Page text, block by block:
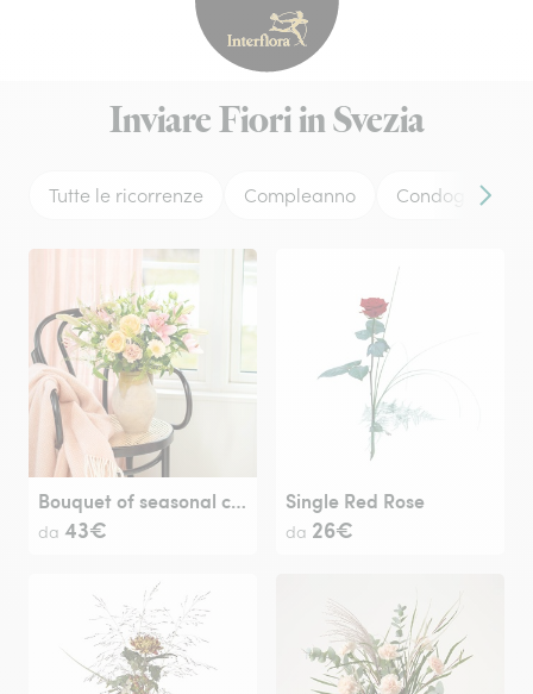
Interflora - fiori a
Inviare Fiori in Svezia
Tutte le ricorrenze Compleanno Condoglianze
Bouquet of seasonal cut flowers
da 43€
Single Red Rose
da 26€